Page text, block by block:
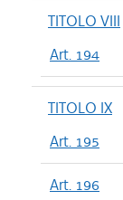
TITOLO VIII
Art. 194
TITOLO IX
Art. 195
Art. 196